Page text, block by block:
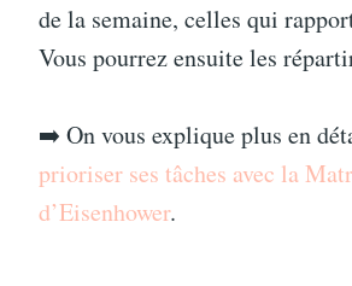
de la semaine, celles qui
Vous pourrez ensuite les
➡️ On vous explique plus en
prioriser ses tâches avec la
d’Eisenhower.